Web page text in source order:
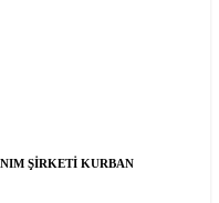
ŞİRKETİ KURBAN